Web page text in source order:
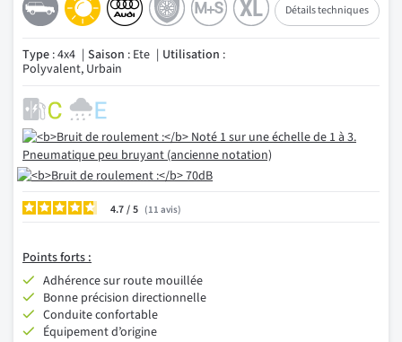
Détails techniques
Type : 4x4 Saison : Ete Utilisation :
Polyvalent, Urbain
4.7/ 11 avis
Pointsforts :
Adhérence sur route mouillée
Bonne précision directionnelle
Conduite confortable
Équipement d’origine